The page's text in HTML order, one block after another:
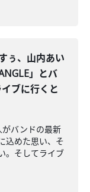
ぅ、山内あい
」とバ
ブに行くと
がバンドの最新
込めた思い、そ
。そしてライブ